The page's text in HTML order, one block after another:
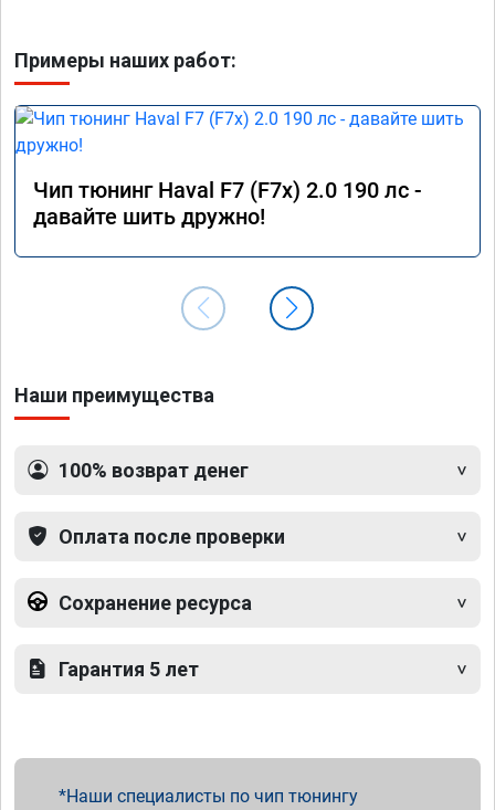
Примеры наших работ:
Чип тюнинг Haval F7 (F7x) 2.0 190 лс -
давайте шить дружно!
Наши преимущества
100% возврат денег
Оплата после проверки
Сохранение ресурса
Гарантия 5 лет
Наши специалисты по чип тюнингу